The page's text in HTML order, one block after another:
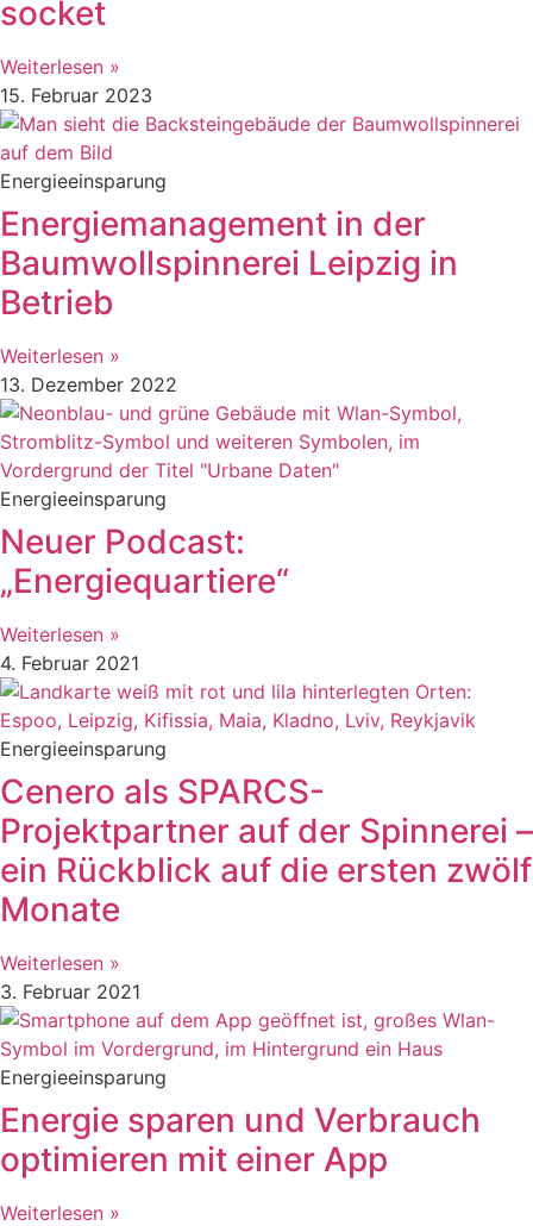
socket
Weiterlesen »
15. Februar 2023
Energieeinsparung
Energiemanagement in der
Baumwollspinnerei Leipzig in
Betrieb
Weiterlesen »
13. Dezember 2022
Energieeinsparung
Neuer Podcast:
„Energiequartiere“
Weiterlesen »
4. Februar 2021
Energieeinsparung
Cenero als SPARCS-
Projektpartner auf der Spinnerei –
ein Rückblick auf die ersten zwölf
Monate
Weiterlesen »
3. Februar 2021
Energieeinsparung
Energie sparen und Verbrauch
optimieren mit einer App
Weiterlesen »